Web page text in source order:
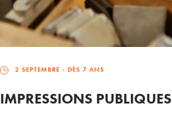
2 SEPTEMBRE - DÈS 7 ANS
IMPRESSIONS PUBLIQUES